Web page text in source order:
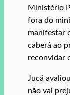
Ministério
fora do
manifestar
caberá ao
reconvidar
Jucá
não vai